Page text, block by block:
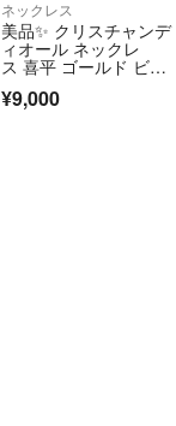
上記
ネックレス
美品✨ クリスチャンデ
ィオール ネックレ
ス 喜平 ゴールド ビジ
¥9,000